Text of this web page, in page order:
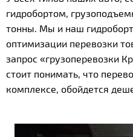
гидробортом,
тонны. Мы и наш
оптимизации перевозки
запрос «грузоперевозки
стоит понимать, что
комплексе, обойдется